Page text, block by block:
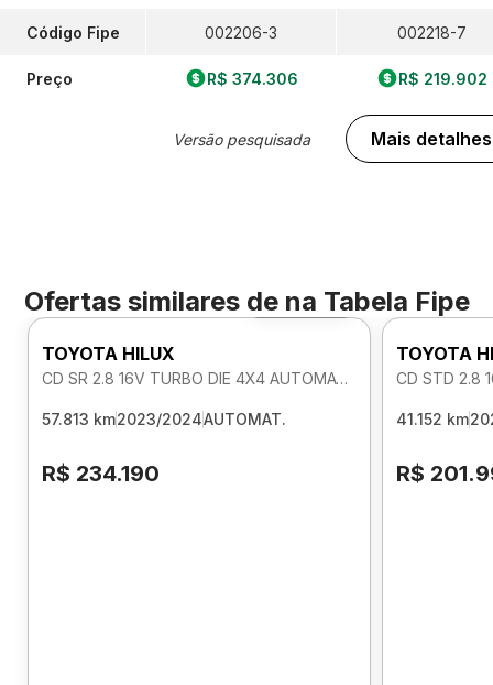
Código Fipe
Preço
002206-3
R$ 374.306
Versão pesquisada
002218-7
R$ 219.902
Mais detalhes
Ofertas similares de na Tabela Fipe
Foto 360º
TOYOTA HILUX
CD SR 2.8 16V TURBO DIE 4X4 AUTOMATICO
57.813 km2023/2024AUTOMAT.
R$ 234.190
TOYOTA
CD STD 2.8
41.152 km
R$